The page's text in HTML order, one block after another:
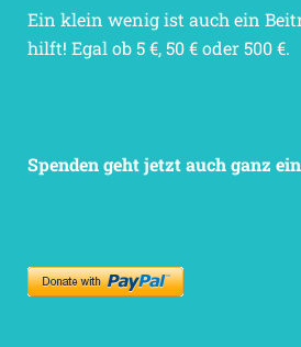
Ein klein wenig ist auch ein
hilft! Egal ob 5 €, 50 € oder 500 €.
Spenden geht jetzt auch ganz